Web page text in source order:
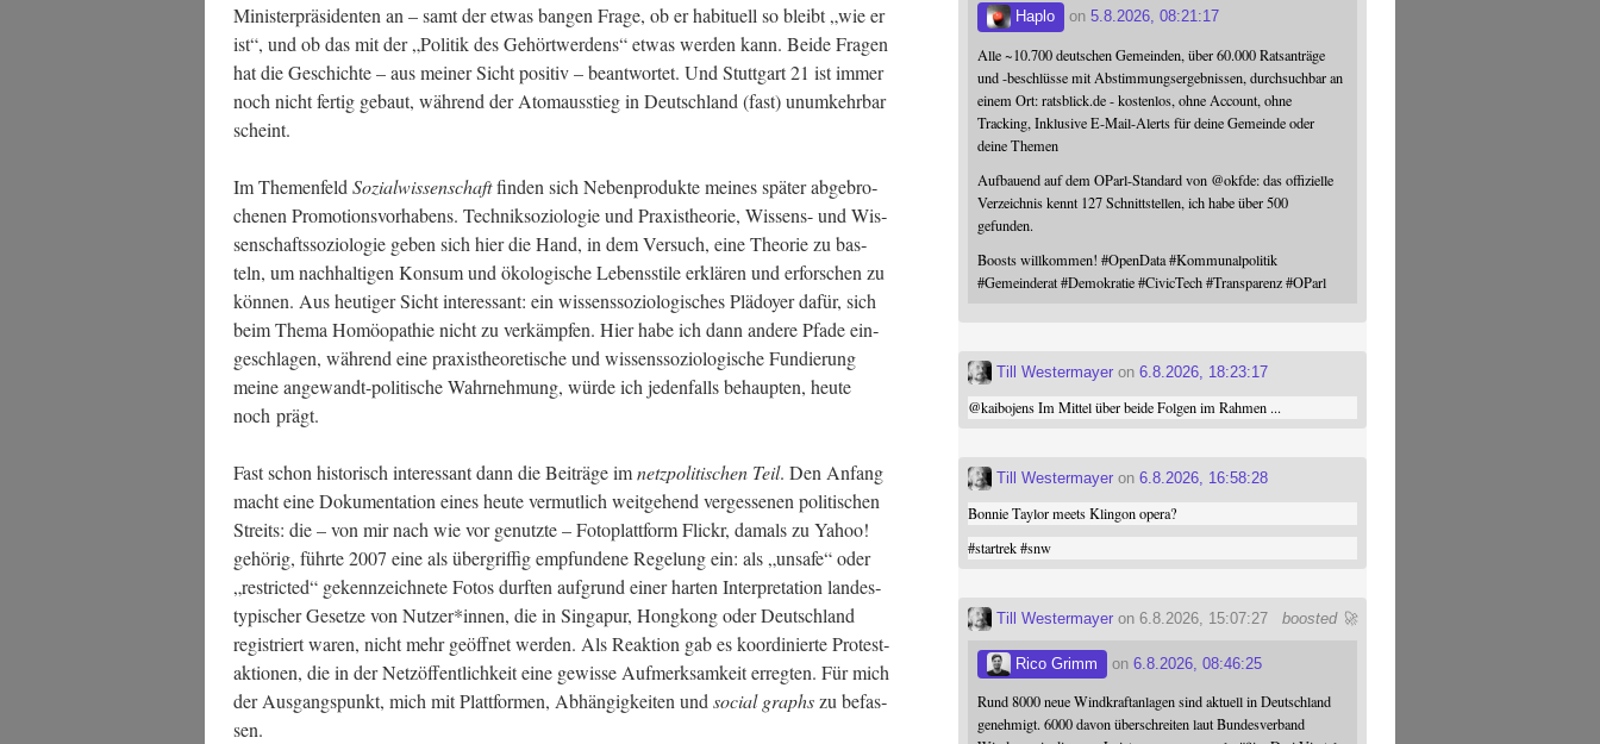
Minis­ter­prä­si­den­ten an – samt der etwas ban­gen Fra­ge, ob er habi­tu­ell so bleibt „wie er
ist“, und ob das mit der „Poli­tik des Gehört­wer­dens“ etwas wer­den kann. Bei­de Fra­gen
hat die Geschich­te – aus mei­ner Sicht posi­tiv – beant­wor­tet. Und Stutt­gart 21 ist immer
noch nicht fer­tig gebaut, wäh­rend der Atom­aus­stieg in Deutsch­land (fast) unum­kehr­bar
scheint.
Im The­men­feld Sozi­al­wis­sen­schaftfin­den sich Neben­pro­duk­te mei­nes spä­ter abge­bro­
che­nen Pro­mo­ti­ons­vor­ha­bens. Tech­nik­so­zio­lo­gie und Pra­xis­theo­rie, Wis­sens- und Wis­
sen­schafts­so­zio­lo­gie geben sich hier die Hand, in dem Ver­such, eine Theo­rie zu bas­
teln, um nach­hal­ti­gen Kon­sum und öko­lo­gi­sche Lebens­sti­le erklä­ren und erfor­schen zu
kön­nen. Aus heu­ti­ger Sicht inter­es­sant: ein wis­sens­so­zio­lo­gi­sches Plä­doy­er dafür, sich
beim The­ma Homöo­pa­thie nicht zu ver­kämp­fen. Hier habe ich dann ande­re Pfa­de ein­
ge­schla­gen, wäh­rend eine pra­xis­theo­re­ti­sche und wis­sens­so­zio­lo­gi­sche Fun­die­rung
mei­ne ange­wandt-poli­ti­sche Wahr­neh­mung, wür­de ich jeden­falls behaup­ten, heu­te
noch prägt.
Fast schon his­to­risch inter­es­sant dann die Bei­trä­ge imnetz­po­li­ti­schen Teil. Den Anfang
macht eine Doku­men­ta­ti­on eines heu­te ver­mut­lich weit­ge­hend ver­ges­se­nen poli­ti­schen
Streits: die – von mir nach wie vor genutz­te – Foto­platt­form Flickr, damals zu Yahoo!
gehö­rig, führ­te 2007 eine als über­grif­fig emp­fun­de­ne Rege­lung ein: als „unsafe“ oder
„rest­ric­ted“ gekenn­zeich­ne­te Fotos durf­ten auf­grund einer har­ten Inter­pre­ta­ti­on lan­des­
ty­pi­scher Geset­ze von Nutzer*innen, die in Sin­ga­pur, Hong­kong oder Deutsch­land
regis­triert waren, nicht mehr geöff­net wer­den. Als Reak­ti­on gab es koor­di­nier­te Pro­test­
ak­tio­nen, die in der Netz­öf­fent­lich­keit eine gewis­se Auf­merk­sam­keit erreg­ten. Für mich
der Aus­gangs­punkt, mich mit Platt­for­men, Abhän­gig­kei­ten und social graphszu befas­
sen.
Haplo on5.8.2026, 08:21:17
Alle ~10.700 deutschen Gemeinden, über 60.000 Ratsanträge
und -beschlüsse mit Abstimmungsergebnissen, durchsuchbar an
einem Ort: ratsblick.de - kostenlos, ohne Account, ohne
Tracking, Inklusive E-Mail-Alerts für deine Gemeinde oder
deine Themen
Aufbauend auf dem OParl-Standard von @okfde: das offizielle
Verzeichnis kennt 127 Schnittstellen, ich habe über 500
gefunden.
Boosts willkommen!#OpenData #Kommunalpolitik
#Gemeinderat #Demokratie #CivicTech #Transparenz #OParl
Till Westermayer on6.8.2026, 18:23:17
@kaibojensIm Mittel über beide Folgen im Rahmen ...
Till Westermayer on6.8.2026, 16:58:28
Bonnie Taylor meets Klingon opera?
#startrek #snw
boosted 🚀
Till Westermayer on 6.8.2026, 15:07:27
Rico Grimm on6.8.2026, 08:46:25
Rund 8000 neue Windkraftanlagen sind aktuell in Deutschland
genehmigt. 6000 davon überschreiten laut Bundesverband